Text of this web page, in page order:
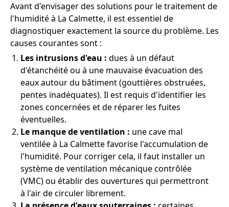
Avant d'envisager des solutions pour le traitement de
l'humidité à La Calmette, il est essentiel de
diagnostiquer exactement la source du problème. Les
causes courantes sont :
Les intrusions d'eau : dues à un défaut
d'étanchéité ou à une mauvaise évacuation des
eaux autour du bâtiment (gouttières obstruées,
pentes inadéquates). Il est requis d'identifier les
zones concernées et de réparer les fuites
éventuelles.
Le manque de ventilation : une cave mal
ventilée à La Calmette favorise l'accumulation de
l'humidité. Pour corriger cela, il faut installer un
système de ventilation mécanique contrôlée
(VMC) ou établir des ouvertures qui permettront
à l'air de circuler librement.